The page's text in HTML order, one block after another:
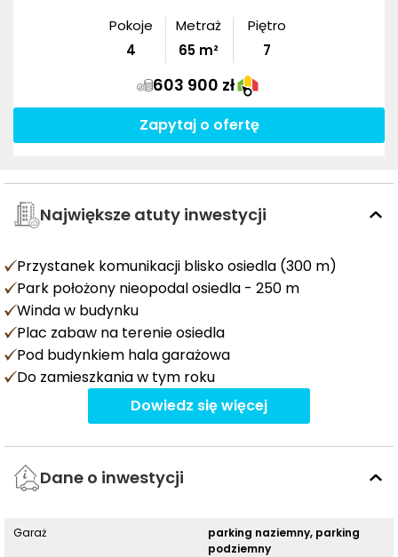
Pokoje
4
Metraż
65 m²
Piętro
7
603 900 zł
Zapytaj o ofertę
Największe atuty inwestycji
Przystanek komunikacji blisko osiedla (300 m)
Park położony nieopodal osiedla - 250 m
Winda w budynku
Plac zabaw na terenie osiedla
Pod budynkiem hala garażowa
Do zamieszkania w tym roku
Dowiedz się więcej
Dane o inwestycji
Garaż
parking naziemny, parking
podziemny